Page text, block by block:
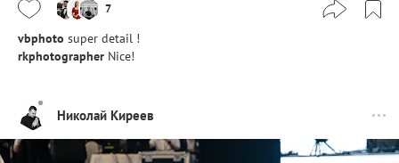
7
vbphoto super detail !
rkphotographer Nice!
Николай Киреев